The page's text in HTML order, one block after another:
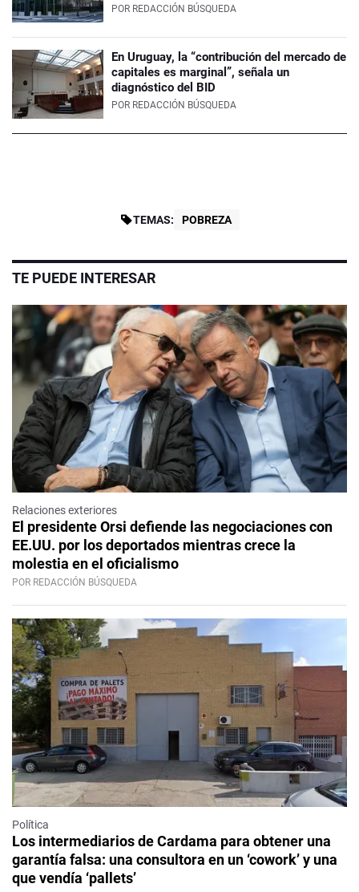
POR REDACCIÓN BÚSQUEDA
En Uruguay, la “contribución del mercado de
capitales es marginal”, señala un
diagnóstico del BID
POR REDACCIÓN BÚSQUEDA
TEMAS: POBREZA
TE PUEDE INTERESAR
Relaciones exteriores
El presidente Orsi defiende las negociaciones con
EE.UU. por los deportados mientras crece la
molestia en el oficialismo
POR REDACCIÓN BÚSQUEDA
Política
Los intermediarios de Cardama para obtener una
garantía falsa: una consultora en un ‘cowork’ y una
que vendía ‘pallets’